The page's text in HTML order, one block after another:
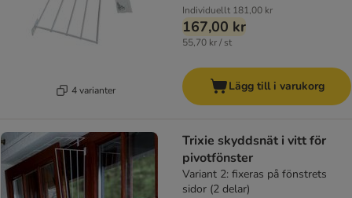
4 varianter
Individuellt 181,00 kr
167,00 kr
55,70 kr / st
Lägg till i varukorg
Trixie skyddsnät i vitt för
pivotfönster
Variant 2: fixeras på fönstrets
sidor (2 delar)